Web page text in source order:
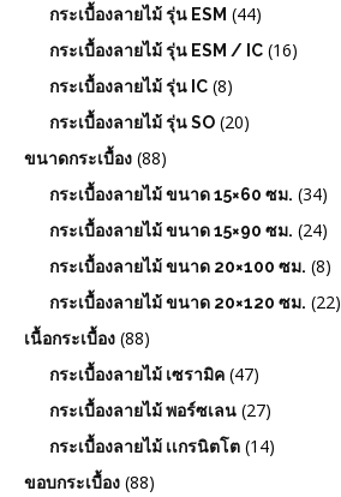
กระเบื้องลายไม้ รุ่น ESM (44)
กระเบื้องลายไม้ รุ่น ESM / IC (16)
กระเบื้องลายไม้ รุ่น IC (8)
กระเบื้องลายไม้ รุ่น SO (20)
ขนาดกระเบื้อง (88)
กระเบื้องลายไม้ ขนาด 15×60 ซม. (34)
กระเบื้องลายไม้ ขนาด 15×90 ซม. (24)
กระเบื้องลายไม้ ขนาด 20×100 ซม. (8)
กระเบื้องลายไม้ ขนาด 20×120 ซม. (22)
เนื้อกระเบื้อง (88)
กระเบื้องลายไม้ เซรามิค (47)
กระเบื้องลายไม้ พอร์ซเลน (27)
กระเบื้องลายไม้ เเกรนิตโต (14)
ขอบกระเบื้อง (88)